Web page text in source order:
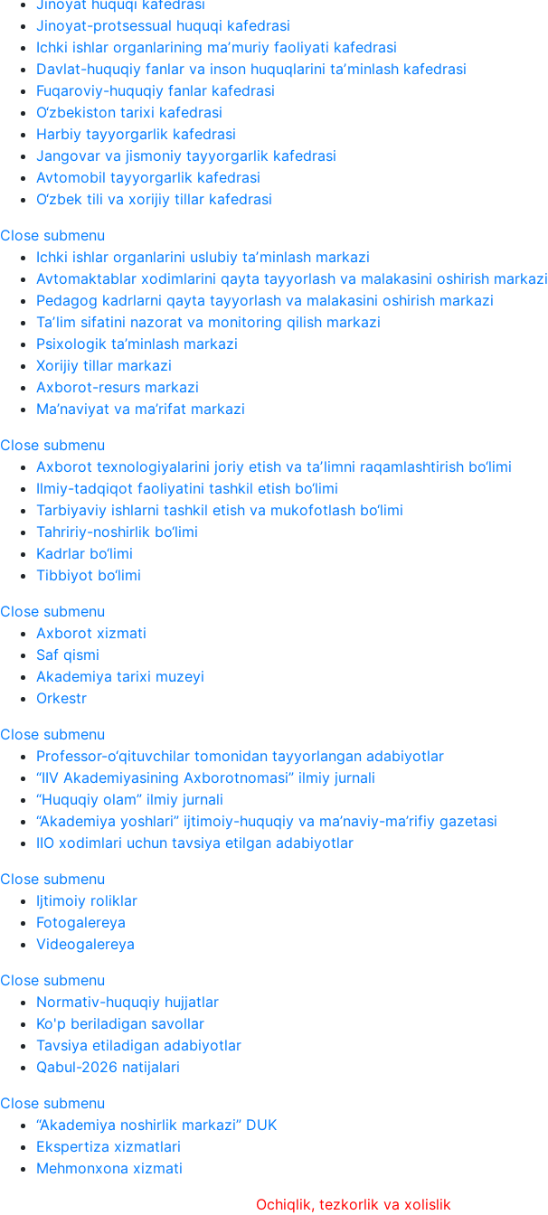
Jinoyat huquqi kafedrasi
Jinoyat-protsessual huquqi kafedrasi
Ichki ishlar organlarining maʼmuriy faoliyati kafedrasi
Davlat-huquqiy fanlar va inson huquqlarini taʼminlash kafedrasi
Fuqaroviy-huquqiy fanlar kafedrasi
O‘zbekiston tarixi kafedrasi
Harbiy tayyorgarlik kafedrasi
Jangovar va jismoniy tayyorgarlik kafedrasi
Avtomobil tayyorgarlik kafedrasi
O‘zbek tili va xorijiy tillar kafedrasi
Close submenu
Ichki ishlar organlarini uslubiy taʼminlash markazi
Avtomaktablar xodimlarini qayta tayyorlash va malakasini oshirish markazi
Pedagog kadrlarni qayta tayyorlash va malakasini oshirish markazi
Taʼlim sifatini nazorat va monitoring qilish markazi
Psixologik ta’minlash markazi
Xorijiy tillar markazi
Axborot-resurs markazi
Ma’naviyat va ma’rifat markazi
Close submenu
Axborot texnologiyalarini joriy etish va taʼlimni raqamlashtirish bo‘limi
Ilmiy-tadqiqot faoliyatini tashkil etish bo‘limi
Tarbiyaviy ishlarni tashkil etish va mukofotlash bo‘limi
Tahririy-noshirlik bo‘limi
Kadrlar bo‘limi
Tibbiyot bo‘limi
Close submenu
Axborot xizmati
Saf qismi
Akademiya tarixi muzeyi
Orkestr
Close submenu
Professor-o‘qituvchilar tomonidan tayyorlangan adabiyotlar
“IIV Akademiyasining Axborotnomasi” ilmiy jurnali
“Huquqiy olam” ilmiy jurnali
“Akademiya yoshlari” ijtimoiy-huquqiy va ma’naviy-ma’rifiy gazetasi
IIO xodimlari uchun tavsiya etilgan adabiyotlar
Close submenu
Ijtimoiy roliklar
Fotogalereya
Videogalereya
Close submenu
Normativ-huquqiy hujjatlar
Ko'p beriladigan savollar
Tavsiya etiladigan adabiyotlar
Qabul-2026 natijalari
Close submenu
“Akademiya noshirlik markazi” DUK
Ekspertiza xizmatlari
Mehmonxona xizmati
Ochiqlik, tezkorlik va xolislik